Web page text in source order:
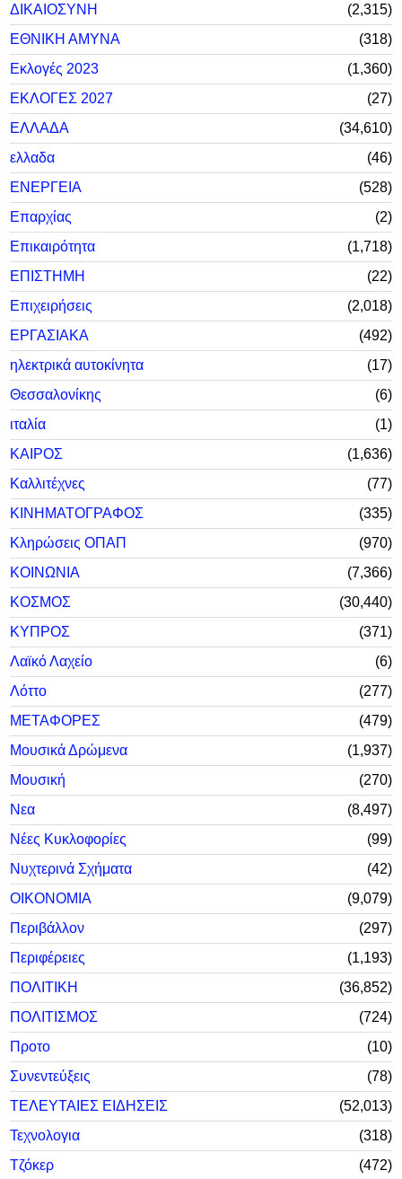
ΔΙΚΑΙΟΣΥΝΗ
2,315
ΕΘΝΙΚΗ ΑΜΥΝΑ
318
Εκλογές 2023
1,360
ΕΚΛΟΓΕΣ 2027
27
ΕΛΛΑΔΑ
34,610
ελλαδα
46
ΕΝΕΡΓΕΙΑ
528
Επαρχίας
2
Επικαιρότητα
1,718
ΕΠΙΣΤΗΜΗ
22
Επιχειρήσεις
2,018
ΕΡΓΑΣΙΑΚΑ
492
ηλεκτρικά αυτοκίνητα
17
Θεσσαλονίκης
6
ιταλία
1
ΚΑΙΡΟΣ
1,636
Καλλιτέχνες
77
ΚΙΝΗΜΑΤΟΓΡΑΦΟΣ
335
Κληρώσεις ΟΠΑΠ
970
ΚΟΙΝΩΝΙΑ
7,366
ΚΟΣΜΟΣ
30,440
ΚΥΠΡΟΣ
371
Λαϊκό Λαχείο
6
Λόττο
277
ΜΕΤΑΦΟΡΕΣ
479
Μουσικά Δρώμενα
1,937
Μουσική
270
Νεα
8,497
Νέες Κυκλοφορίες
99
Νυχτερινά Σχήματα
42
ΟΙΚΟΝΟΜΙΑ
9,079
Περιβάλλον
297
Περιφέρειες
1,193
ΠΟΛΙΤΙΚΗ
36,852
ΠΟΛΙΤΙΣΜΟΣ
724
Προτο
10
Συνεντεύξεις
78
ΤΕΛΕΥΤΑΙΕΣ ΕΙΔΗΣΕΙΣ
52,013
Τεχνολογια
318
Τζόκερ
472